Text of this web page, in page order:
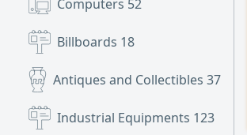
Computers 52
Billboards 18
Antiques and Collectibles 37
Industrial Equipments 123